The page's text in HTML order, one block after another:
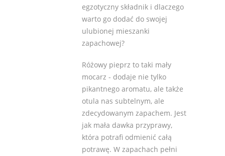
egzotyczny składnik i dlaczego
warto go dodać do swojej
ulubionej mieszanki
zapachowej?
Różowy pieprz to taki mały
mocarz - dodaje nie tylko
pikantnego aromatu, ale także
otula nas subtelnym, ale
zdecydowanym zapachem. Jest
jak mała dawka przyprawy,
która potrafi odmienić całą
potrawę. W zapachach pełni